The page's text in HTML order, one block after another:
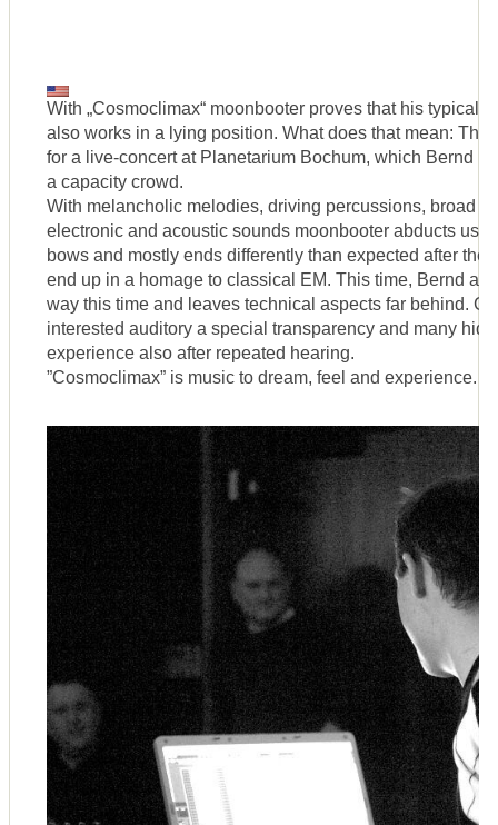
With „Cosmoclimax“ moonbooter proves that his typical
also works in a lying position. What does that mean:
for a live-concert at Planetarium Bochum, which Bernd
a capacity crowd.
With melancholic melodies, driving percussions, broad
electronic and acoustic sounds moonbooter abducts us
bows and mostly ends differently than expected after the
end up in a homage to classical EM. This time, Bernd
way this time and leaves technical aspects far behind.
interested auditory a special transparency and many
experience also after repeated hearing.
”Cosmoclimax” is music to dream, feel and experience.